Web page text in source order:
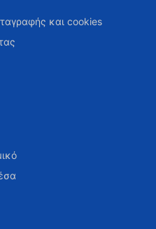
και cookies